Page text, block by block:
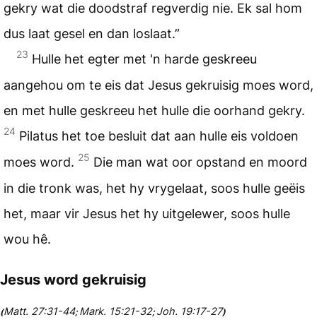
gekry wat die doodstraf regverdig nie. Ek sal hom
dus laat gesel en dan loslaat.”
23 Hulle het egter met 'n harde geskreeu
aangehou om te eis dat Jesus gekruisig moes word,
en met hulle geskreeu het hulle die oorhand gekry.
24 Pilatus het toe besluit dat aan hulle eis voldoen
moes word. 25 Die man wat oor opstand en moord
in die tronk was, het hy vrygelaat, soos hulle geëis
het, maar vir Jesus het hy uitgelewer, soos hulle
wou hê.
Jesus word gekruisig
(Matt. 27:31-44;Mark. 15:21-32;Joh. 19:17-27)